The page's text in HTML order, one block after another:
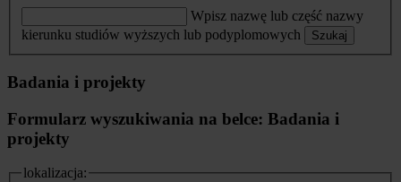
Wpisz nazwę lub część nazwy
kierunku studiów wyższych lub podyplomowych
Szukaj
Badania i projekty
Formularz wyszukiwania na belce: Badania i
projekty
lokalizacja: